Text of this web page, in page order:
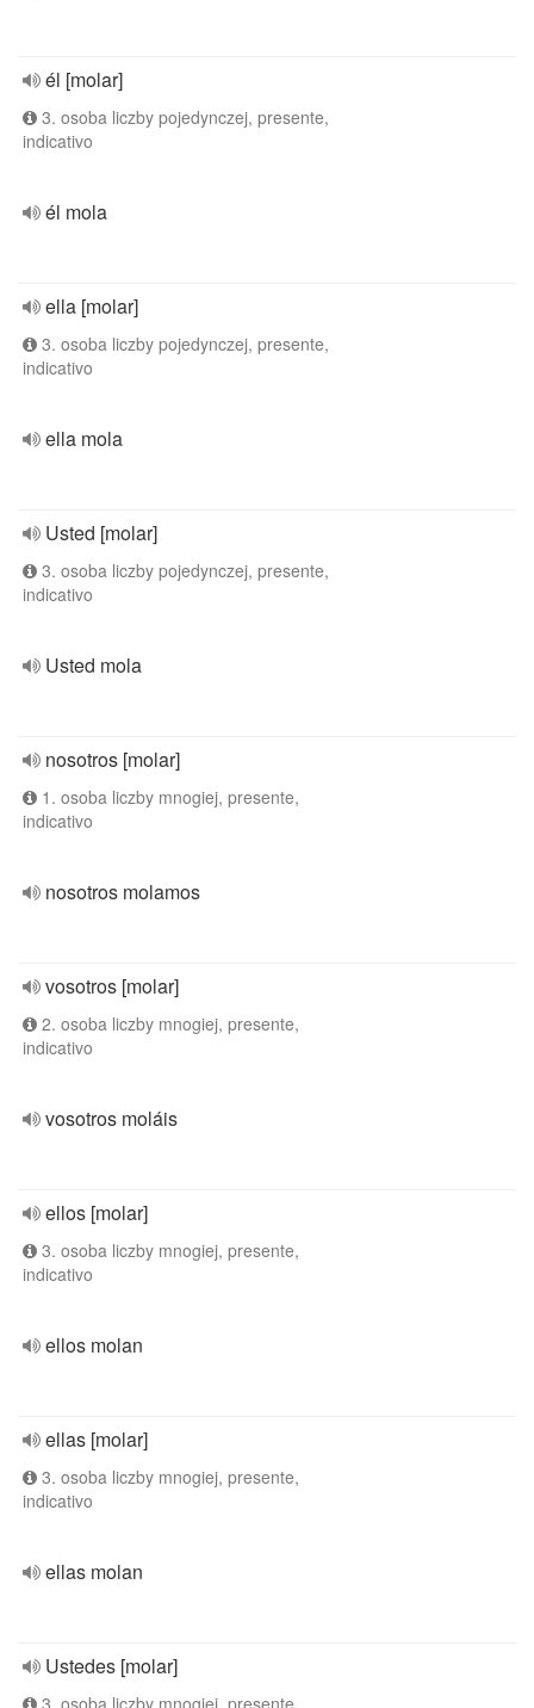
él [molar]
3. osoba liczby pojedynczej, presente,
indicativo
él mola
ella [molar]
3. osoba liczby pojedynczej, presente,
indicativo
ella mola
Usted [molar]
3. osoba liczby pojedynczej, presente,
indicativo
Usted mola
nosotros [molar]
1. osoba liczby mnogiej, presente,
indicativo
nosotros molamos
vosotros [molar]
2. osoba liczby mnogiej, presente,
indicativo
vosotros moláis
ellos [molar]
3. osoba liczby mnogiej, presente,
indicativo
ellos molan
ellas [molar]
3. osoba liczby mnogiej, presente,
indicativo
ellas molan
Ustedes [molar]
3. osoba liczby mnogiej, presente,